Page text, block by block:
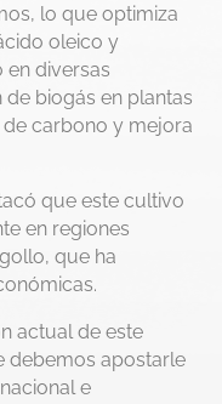
lo que optimiza
oleico y
en diversas
biogás en plantas
carbono y mejora
que este cultivo
en regiones
que ha
actual de este
debemos apostarle
e